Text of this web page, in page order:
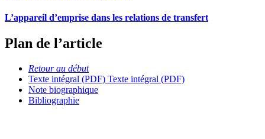
L’appareil d’emprise dans les relations de transfert
Plan de l’article
Retour au début
Texte intégral (PDF) Texte intégral (PDF)
Note biographique
Bibliographie